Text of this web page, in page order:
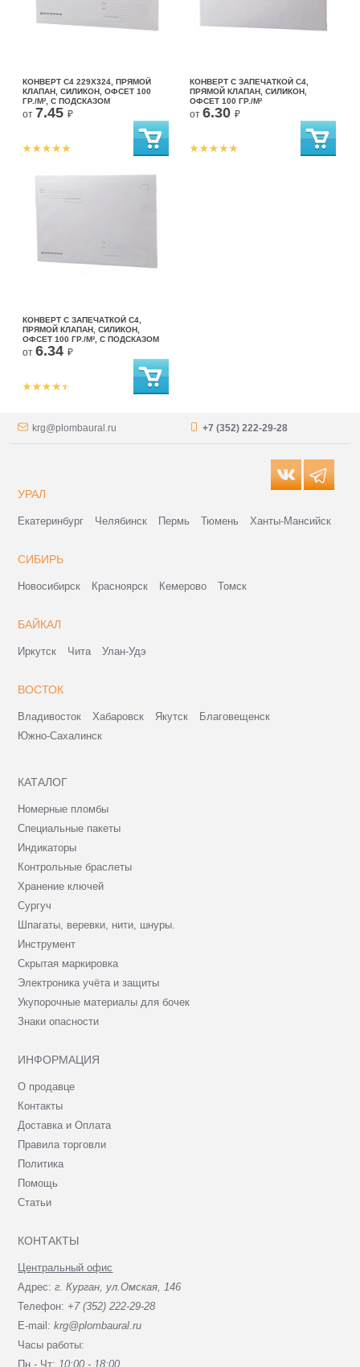
КОНВЕРТ С4 229Х324, ПРЯМОЙ
КЛАПАН, СИЛИКОН, ОФСЕТ 100
ГР./М², С ПОДСКАЗОМ
от 7.45 ₽
КОНВЕРТ С ЗАПЕЧАТКОЙ С4,
ПРЯМОЙ КЛАПАН, СИЛИКОН,
ОФСЕТ 100 ГР./М²
от 6.30 ₽
КОНВЕРТ С ЗАПЕЧАТКОЙ С4,
ПРЯМОЙ КЛАПАН, СИЛИКОН,
ОФСЕТ 100 ГР./М², С ПОДСКАЗОМ
от 6.34 ₽
krg@plombaural.ru +7 (352) 222-29-28
УРАЛ
Екатеринбург Челябинск Пермь Тюмень Ханты-Мансийск
СИБИРЬ
Новосибирск Красноярск Кемерово Томск
БАЙКАЛ
Иркутск Чита Улан-Удэ
ВОСТОК
Владивосток Хабаровск Якутск
Благовещенск
Южно-Сахалинск
КАТАЛОГ
Номерные пломбы
Специальные пакеты
Индикаторы
Контрольные браслеты
Хранение ключей
Сургуч
Шпагаты, веревки, нити, шнуры.
Инструмент
Скрытая маркировка
Электроника учёта и защиты
Укупорочные материалы для бочек
Знаки опасности
ИНФОРМАЦИЯ
О продавце
Контакты
Доставка и Оплата
Правила торговли
Политика
Помощь
Статьи
КОНТАКТЫ
Центральный офис
Адрес:г. Курган, ул.Омская, 146
Телефон: +7 (352) 222-29-28
E-mail:krg@plombaural.ru
Часы работы:
Пн - Чт: 10:00 - 18:00